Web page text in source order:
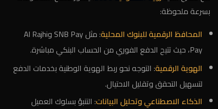
بسرعة ملحوظة:
المحافظ الرقمية للبنوك المحلية
: مثل SNB Pay وAl Rajhi
Pay، حيث تتيح الدفع الفوري من الحساب البنكي مباشرة.
الهوية الرقمية: التوجه نحو ربط الهوية الوطنية بخدمات الدفع
لتسهيل التحقق وتقليل الاحتيال.
الذكاء الاصطناعي وتحليل البيانات: التنبؤ بسلوك العميل